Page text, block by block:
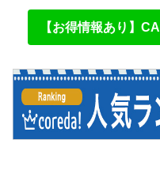
【お得情報あり】